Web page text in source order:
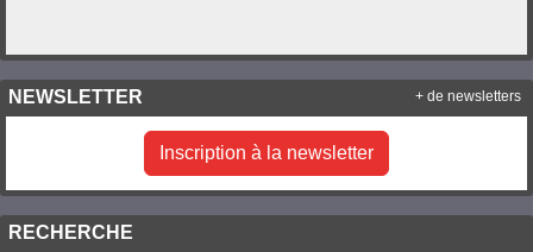
NEWSLETTER
Inscription à la newsletter
+ de newsletters
RECHERCHE